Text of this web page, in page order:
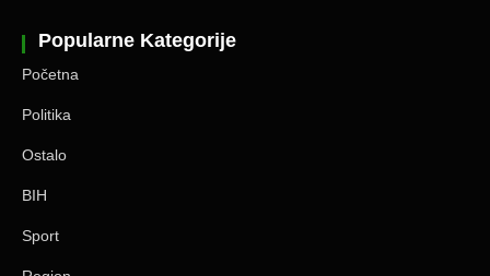
Popularne Kategorije
Početna
Politika
Ostalo
BIH
Sport